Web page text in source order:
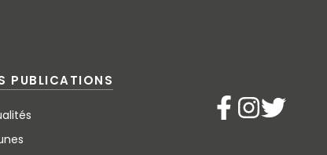
PUBLICATIONS